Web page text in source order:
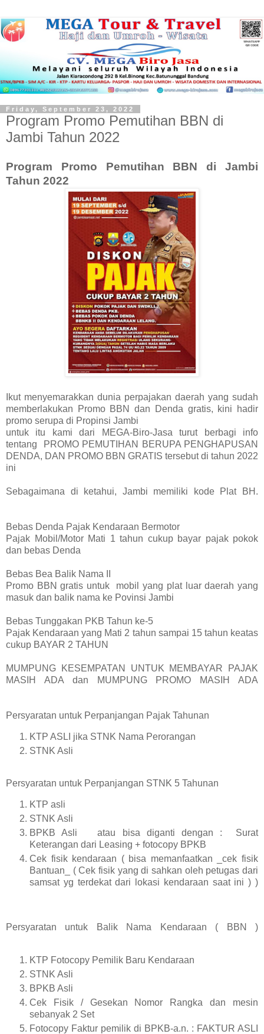
Friday, September 23, 2022
Program Promo Pemutihan BBN di
Jambi Tahun 2022
Program Promo Pemutihan BBN di Jambi
Tahun 2022
Ikut menyemarakkan dunia perpajakan daerah yang sudah
memberlakukan Promo BBN dan Denda gratis, kini hadir
promo serupa di Propinsi Jambi
untuk itu kami dari MEGA-Biro-Jasa turut berbagi info
tentang PROMO PEMUTIHAN BERUPA PENGHAPUSAN
DENDA, DAN PROMO BBN GRATIS tersebut di tahun 2022
ini
Sebagaimana di ketahui, Jambi memiliki kode Plat BH.
Bebas Denda Pajak Kendaraan Bermotor
Pajak Mobil/Motor Mati 1 tahun cukup bayar pajak pokok
dan bebas Denda
Bebas Bea Balik Nama II
Promo BBN gratis untuk mobil yang plat luar daerah yang
masuk dan balik nama ke Povinsi Jambi
Bebas Tunggakan PKB Tahun ke-5
Pajak Kendaraan yang Mati 2 tahun sampai 15 tahun keatas
cukup BAYAR 2 TAHUN
MUMPUNG KESEMPATAN UNTUK MEMBAYAR PAJAK
MASIH ADA dan MUMPUNG PROMO MASIH ADA
Persyaratan untuk Perpanjangan Pajak Tahunan
KTP ASLI jika STNK Nama Perorangan
STNK Asli
Persyaratan untuk Perpanjangan STNK 5 Tahunan
KTP asli
STNK Asli
BPKB Asli atau bisa diganti dengan : Surat
Keterangan dari Leasing + fotocopy BPKB
Cek fisik kendaraan ( bisa memanfaatkan _cek fisik
Bantuan_ ( Cek fisik yang di sahkan oleh petugas dari
samsat yg terdekat dari lokasi kendaraan saat ini ) )
Persyaratan untuk Balik Nama Kendaraan ( BBN )
KTP Fotocopy Pemilik Baru Kendaraan
STNK Asli
BPKB Asli
Cek Fisik / Gesekan Nomor Rangka dan mesin
sebanyak 2 Set
Fotocopy Faktur pemilik di BPKB-a.n. : FAKTUR ASLI